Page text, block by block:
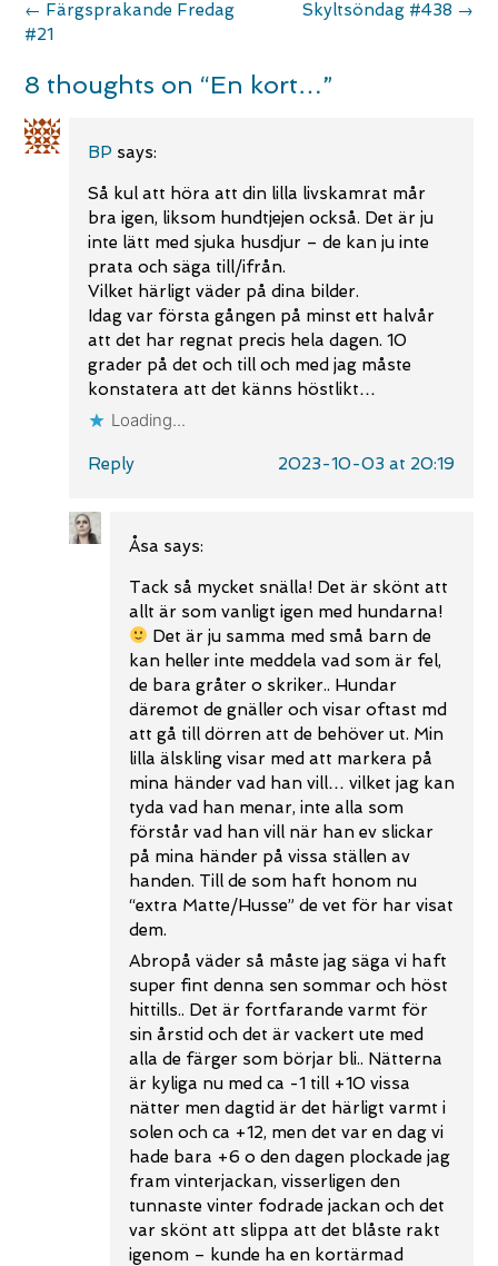
Post
navigation
Skyltsöndag #438 →
← Färgsprakande Fredag
#21
8 thoughts on “En kort…”
BP says:
Så kul att höra att din lilla livskamrat mår
bra igen, liksom hundtjejen också. Det är ju
inte lätt med sjuka husdjur – de kan ju inte
prata och säga till/ifrån.
Vilket härligt väder på dina bilder.
Idag var första gången på minst ett halvår
att det har regnat precis hela dagen. 10
grader på det och till och med jag måste
konstatera att det känns höstlikt…
Loading...
Reply 2023-10-03 at 20:19
Åsa says:
Tack så mycket snälla! Det är skönt att
allt är som vanligt igen med hundarna!
Det är ju samma med små barn de
kan heller inte meddela vad som är fel,
de bara gråter o skriker.. Hundar
däremot de gnäller och visar oftast md
att gå till dörren att de behöver ut. Min
lilla älskling visar med att markera på
mina händer vad han vill… vilket jag kan
tyda vad han menar, inte alla som
förstår vad han vill när han ev slickar
på mina händer på vissa ställen av
handen. Till de som haft honom nu
“extra Matte/Husse” de vet för har visat
dem.
Abropå väder så måste jag säga vi haft
super fint denna sen sommar och höst
hittills.. Det är fortfarande varmt för
sin årstid och det är vackert ute med
alla de färger som börjar bli.. Nätterna
är kyliga nu med ca -1 till +10 vissa
nätter men dagtid är det härligt varmt i
solen och ca +12, men det var en dag vi
hade bara +6 o den dagen plockade jag
fram vinterjackan, visserligen den
tunnaste vinter fodrade jackan och det
var skönt att slippa att det blåste rakt
igenom – kunde ha en kortärmad